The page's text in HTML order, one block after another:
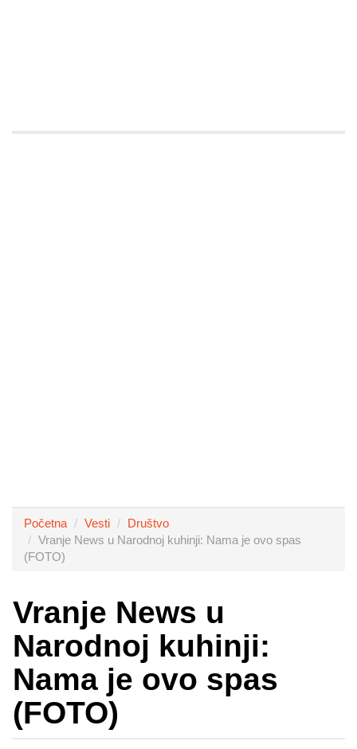
Početna Vesti
Društvo
Vranje News u Narodnoj kuhinji: Nama je ovo spas
(FOTO)
Vranje News u
Narodnoj kuhinji:
Nama je ovo spas
(FOTO)